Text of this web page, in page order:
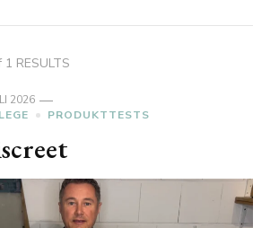
RESULTS
2026
PRODUKTTESTS